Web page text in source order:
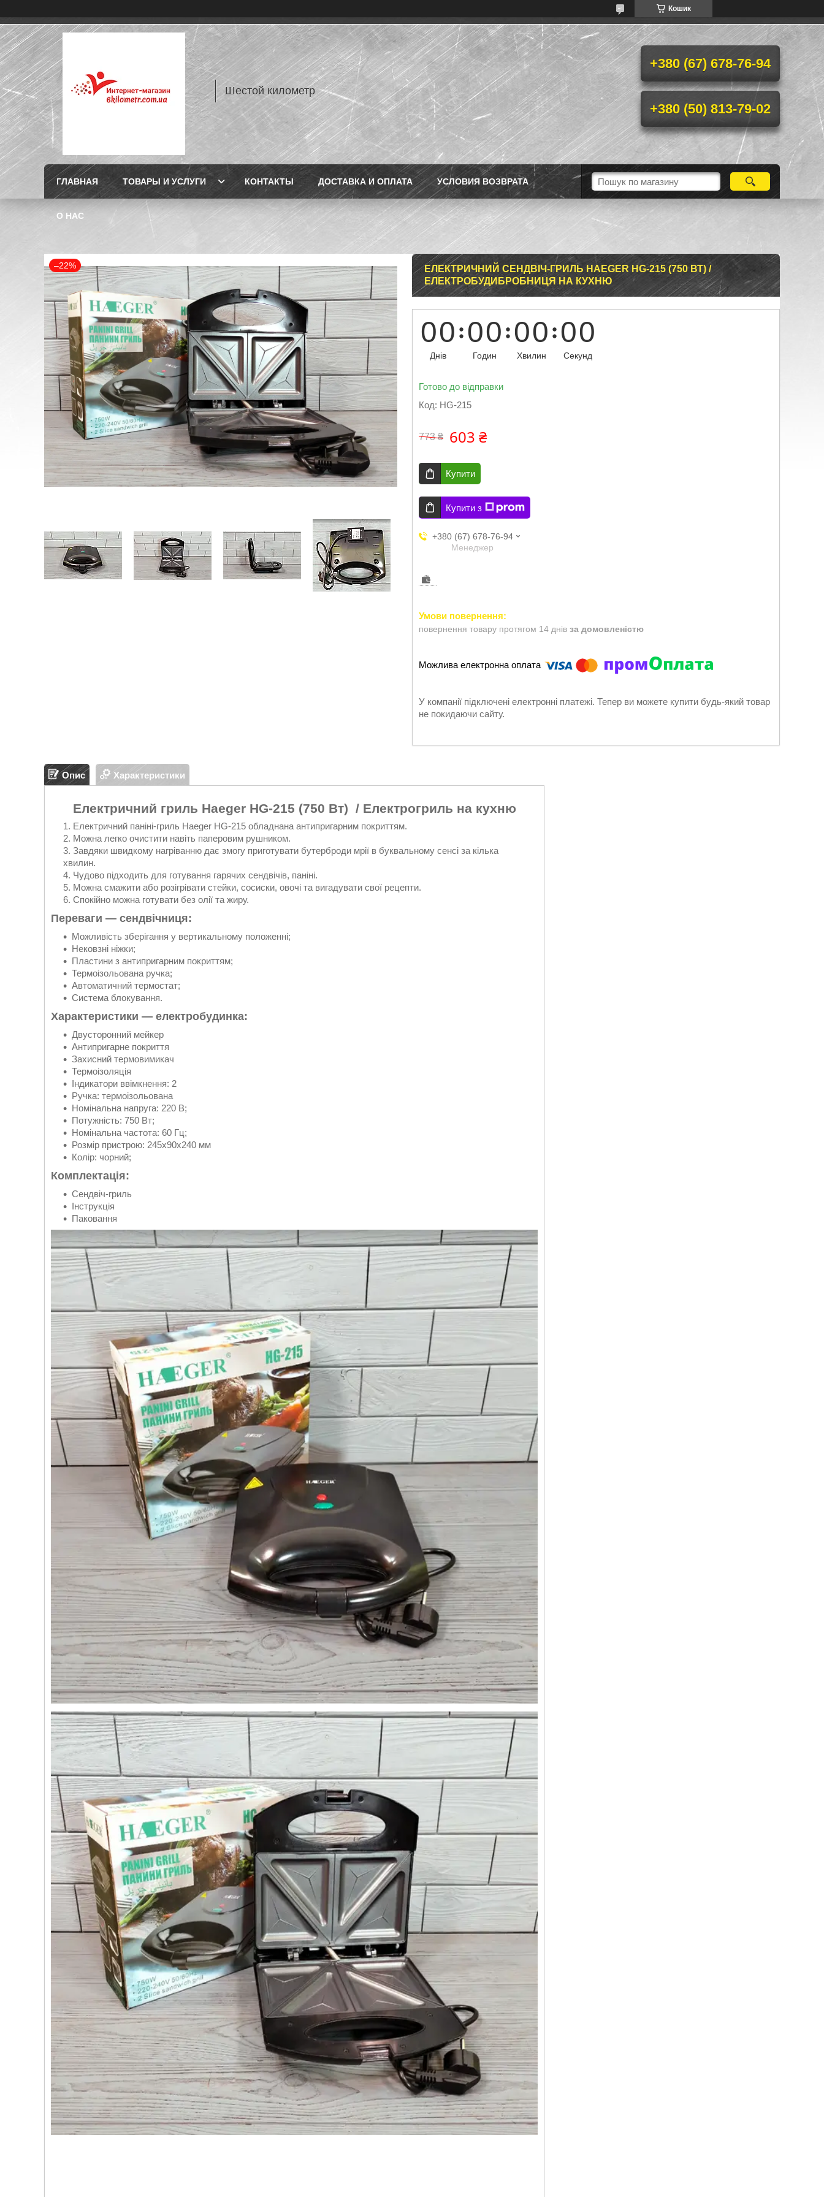
Кошик
Шестой километр
+380 (67) 678-76-94
+380 (50) 813-79-02
ГЛАВНАЯ ТОВАРЫ И УСЛУГИ КОНТАКТЫ ДОСТАВКА И ОПЛАТА УСЛОВИЯ ВОЗВРАТА
О НАС
–22%
ЕЛЕКТРИЧНИЙ СЕНДВІЧ-ГРИЛЬ HAEGER HG-215 (750 ВТ) /
ЕЛЕКТРОБУДИБРОБНИЦЯ НА КУХНЮ
00
Днів
00
Годин
00
Хвилин
00
Секунд
Готово до відправки
Код: HG-215
773 ₴ 603 ₴
Купити
Купити з
+380 (67) 678-76-94
Менеджер
повернення товару протягом 14 днів за домовленістю
У компанії підключені електронні платежі. Тепер ви можете купити будь-який товар
не покидаючи сайту.
Опис Характеристики
Електричний гриль Haeger HG-215 (750 Вт) / Електрогриль на кухню
Електричний паніні-гриль Haeger HG-215 обладнана антипригарним покриттям.
Можна легко очистити навіть паперовим рушником.
Завдяки швидкому нагріванню дає змогу приготувати бутерброди мрії в буквальному сенсі за кілька
хвилин.
Чудово підходить для готування гарячих сендвічів, паніні.
Можна смажити або розігрівати стейки, сосиски, овочі та вигадувати свої рецепти.
Спокійно можна готувати без олії та жиру.
Переваги — сендвічниця:
Можливість зберігання у вертикальному положенні;
Нековзні ніжки;
Пластини з антипригарним покриттям;
Термоізольована ручка;
Автоматичний термостат;
Система блокування.
Характеристики — електробудинка:
Двусторонний мейкер
Антипригарне покриття
Захисний термовимикач
Термоізоляція
Індикатори ввімкнення: 2
Ручка: термоізольована
Номінальна напруга: 220 В;
Потужність: 750 Вт;
Номінальна частота: 60 Гц;
Розмір пристрою: 245х90х240 мм
Колір: чорний;
Комплектація:
Сендвіч-гриль
Інструкція
Паковання